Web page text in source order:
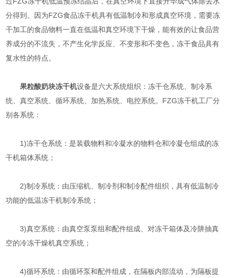
分得到。因为FZG食品冻干机具有低温制冷和形成真空环境，需要冻
干加工的食品物料一直在低温和真空环境下干燥，能有效的让食品营
养成分的不流失，不产生化学反应、不变形和不变色，冻干食品具有
复水性的特点。
果粒酸奶块冻干机设备是六大系统组织：冻干仓系统、制冷系
统、真空系统、循环系统、加热系统、电控系统。FZG冻干机工厂分
别各系统：
1)冻干仓系统：是装载物料和冷凝水的物料仓和冷凝仓组成的冻
干机箱体系统；
2)制冷系统：由压缩机、制冷剂和制冷配件组织，具有低温制冷
功能的低温冻干机制冷系统；
3)真空系统：由真空泵泵组和配件组成、对冻干箱体及冷阱抽真
空的冷冻干燥机真空系统；
4)循环系统：由循环泵和配件组成，在隔板内部流动，为隔板提